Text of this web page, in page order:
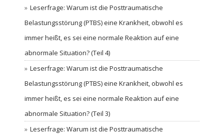
Leserfrage: Warum ist die Posttraumatische
Belastungsstörung (PTBS) eine Krankheit, obwohl es
immer heißt, es sei eine normale Reaktion auf eine
abnormale Situation? (Teil 4)
Leserfrage: Warum ist die Posttraumatische
Belastungsstörung (PTBS) eine Krankheit, obwohl es
immer heißt, es sei eine normale Reaktion auf eine
abnormale Situation? (Teil 3)
Leserfrage: Warum ist die Posttraumatische